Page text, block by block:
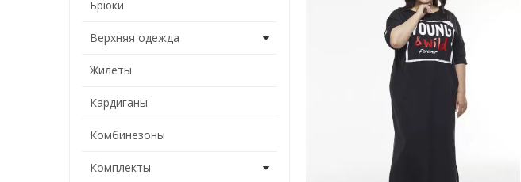
Брюки
Верхняя одежда
Жилеты
Кардиганы
Комбинезоны
Комплекты